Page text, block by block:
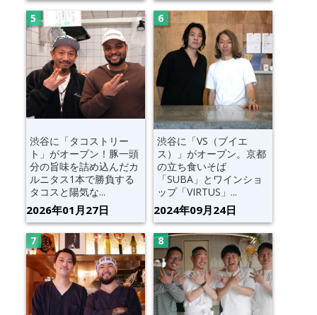
渋谷に「タコストリー
ト」がオープン！豚一頭
分の旨味を詰め込んだカ
ルニタス1本で勝負する
タコスと陽気な...
2026年01月27日
渋谷に「VS（ブイエ
ス）」がオープン。京都
の立ち食いそば
「SUBA」とワインショ
ップ「VIRTUS」...
2024年09月24日